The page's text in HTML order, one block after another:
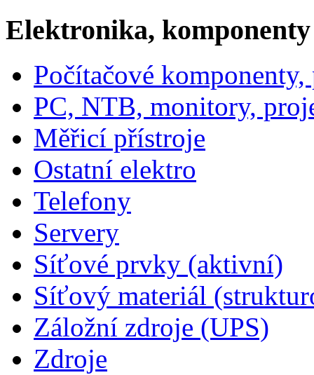
Elektronika, komponenty
Počítačové
PC, NTB, monitory,
Měřicí přístroje
Ostatní elektro
Telefony
Servery
Síťové prvky (aktivní)
Síťový materiál
Záložní zdroje (UPS)
Zdroje